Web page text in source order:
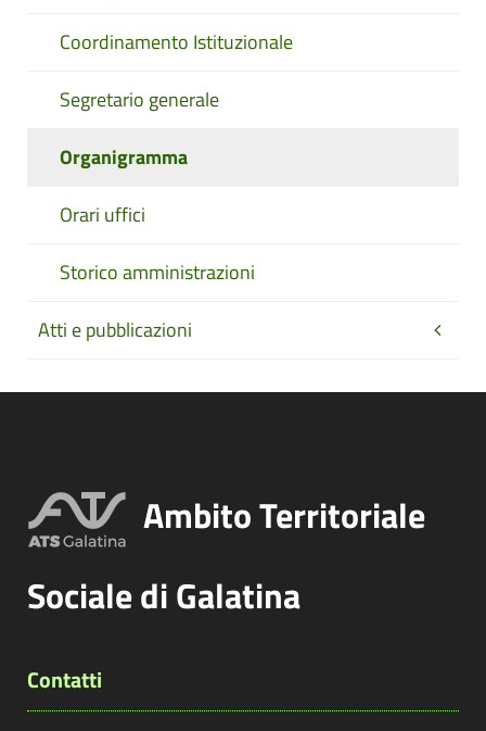
Coordinamento Istituzionale
Segretario generale
Organigramma
Orari uffici
Storico amministrazioni
Atti e pubblicazioni
Ambito Territoriale
Sociale di Galatina
Contatti